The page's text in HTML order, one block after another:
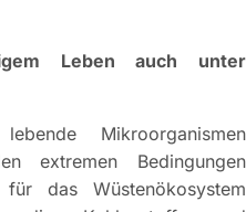
Leben auch unter
Mikroorganismen
extremen Bedingungen
das Wüstenökosystem